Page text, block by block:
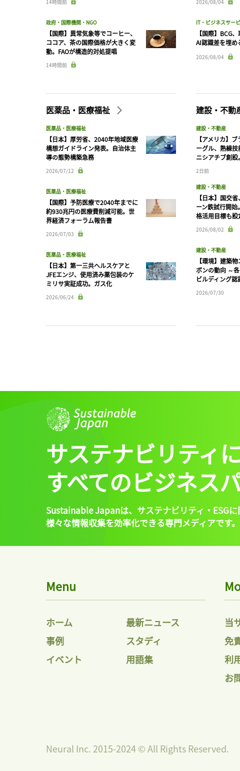
14時間前
政府・国際機関・NGO
【国際】異常気象等でコーヒー、
ココア、茶の国際価格が大きく変
動。FAOが構造的対処提唱
14時間前
2026/08/04
IT・ビジネスサー
【国際】BCG
AI認識差を埋め
2026/08/04
医薬品・医療福祉
医薬品・医療福祉
【日本】厚労省、2040年地域医療
構想ガイドライン発表。自治体主
導の態勢構築急務
2026/07/12
医薬品・医療福祉
【国際】予防医療で2040年までに
約930兆円の医療費削減可能。世
界経済フォーラム報告書
2026/07/03
医薬品・医療福祉
【日本】第一三共ヘルスケアと
JFEエンジ、使用済み薬包装のケ
ミリサ実証成功。ガス化
2026/06/24
建設・不動
建設・不動産
【アメリカ】
ーグル、熟練
ニシアチブ創
2日前
建設・不動産
【日本】国交
ーン鉄試行開
格活用目標も設
2026/08/02
建設・不動産
【環境】建築
ボンの動向 ～
ビルディング認
2026/07/30
サステナビリティ
すべてのビジネス
Sustainable Japanは、 サステナビリティ・ESG
様々な情報収集を効率化できる専門メディアです。
Menu
ホーム
最新ニュース
事例
スタディ
イベント
用語集
当
免
利
お
Neural Inc. 2015-2024 © All Rights Reserved.